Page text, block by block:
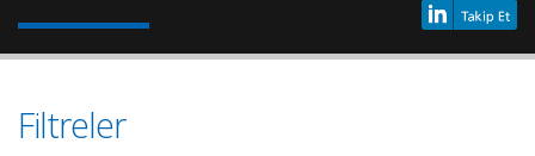
Filtreler